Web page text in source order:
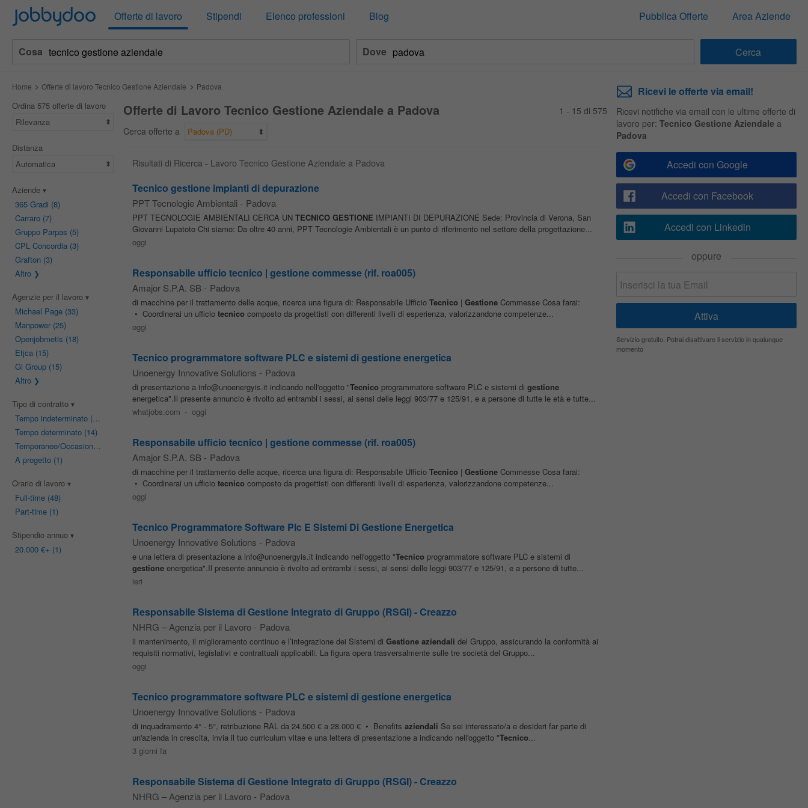
Jobbydoo Offerte di lavoro Stipendi Elenco professioni Blog Pubblica Offerte Area Aziende
Cosa Dove
Home Offerte di lavoro Tecnico Gestione Aziendale Padova
Ordina 575 offerte di lavoro
Rilevanza
Distanza
Automatica
Aziende
365 Gradi (8)
Carraro(7)
Gruppo Parpas (5)
CPL Concordia(3)
Grafton(3)
Altro
Agenzie per il lavoro
Michael Page(33)
Manpower(25)
Openjobmetis (18)
Etjca(15)
Gi Group(15)
Altro
Tipo di contratto
Tempo indeterminato(26)
Tempo determinato(14)
Temporaneo/Occasionale
A progetto(1)
Orario di lavoro
Full-time(48)
Part-time(1)
Stipendio annuo
20.000 €+ (1)
Offerte di Lavoro Tecnico Gestione Aziendale a Padova
Cerca offerte a Padova (PD)
1 - 15 di 575
Risultati di Ricerca - Lavoro Tecnico Gestione Aziendale a Padova
Tecnico gestione impianti di depurazione
PPT Tecnologie Ambientali - Padova
PPT TECNOLOGIE AMBIENTALI CERCA UN TECNICO GESTIONE IMPIANTI DI DEPURAZIONE Sede: Provincia di Verona, San
Giovanni Lupatoto Chi siamo: Da oltre 40 anni, PPT Tecnologie Ambientali è un punto di riferimento nel settore della progettazione...
oggi
Responsabile ufficio tecnico | gestione commesse (rif. roa005)
Amajor S.P.A. SB - Padova
di macchine per il trattamento delle acque, ricerca una figura di: Responsabile Ufficio Tecnico| GestioneCommesse Cosa farai:
• Coordinerai un ufficio tecnicocomposto da progettisti con differenti livelli di esperienza, valorizzandone competenze...
oggi
Tecnico programmatore software PLC e sistemi di gestione energetica
Unoenergy Innovative Solutions - Padova
di presentazione a info@unoenergyis.it indicando nell'oggetto "Tecnicoprogrammatore software PLC e sistemi di gestione
energetica".Il presente annuncio è rivolto ad entrambi i sessi, ai sensi delle leggi 903/77 e 125/91, e a persone di tutte le età e tutte...
whatjobs.com - oggi
Responsabile ufficio tecnico | gestione commesse (rif. roa005)
Amajor S.P.A. SB - Padova
di macchine per il trattamento delle acque, ricerca una figura di: Responsabile Ufficio Tecnico| GestioneCommesse Cosa farai:
• Coordinerai un ufficio tecnicocomposto da progettisti con differenti livelli di esperienza, valorizzandone competenze...
oggi
Tecnico Programmatore Software Plc E Sistemi Di Gestione Energetica
Unoenergy Innovative Solutions - Padova
e una lettera di presentazione a info@unoenergyis.it indicando nell'oggetto "Tecnicoprogrammatore software PLC e sistemi di
gestioneenergetica".Il presente annuncio è rivolto ad entrambi i sessi, ai sensi delle leggi 903/77 e 125/91, e a persone di tutte...
ieri
Responsabile Sistema di Gestione Integrato di Gruppo (RSGI) - Creazzo
NHRG – Agenzia per il Lavoro - Padova
il mantenimento, il miglioramento continuo e l’integrazione dei Sistemi di Gestione aziendali del Gruppo, assicurando la conformità ai
requisiti normativi, legislativi e contrattuali applicabili. La figura opera trasversalmente sulle tre società del Gruppo...
oggi
Tecnico programmatore software PLC e sistemi di gestione energetica
Unoenergy Innovative Solutions - Padova
di inquadramento 4° - 5°, retribuzione RAL da 24.500 € a 28.000 € • Benefits aziendali Se sei interessato/a e desideri far parte di
un'azienda in crescita, invia il tuo curriculum vitae e una lettera di presentazione a indicando nell'oggetto "Tecnico...
3 giorni fa
Responsabile Sistema di Gestione Integrato di Gruppo (RSGI) - Creazzo
NHRG – Agenzia per il Lavoro - Padova
Ricevi le offerte via email!
Ricevi notifiche via email con le ultime offerte di
lavoro per: Tecnico Gestione Aziendale a
Padova
Accedi con Google
Accedi con Facebook
Accedi con Linkedin
oppure
Servizio gratuito. Potrai disattivare il servizio in qualunque
momento